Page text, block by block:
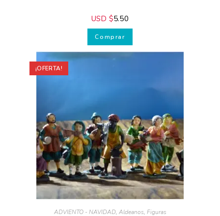
USD $5.50
Comprar
¡OFERTA!
ADVIENTO - NAVIDAD,Aldeanos,Figuras